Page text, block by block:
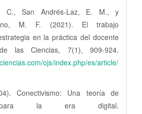
C., San Andrés-Laz, E. M., y
M. F. (2021). El trabajo
en la práctica del docente
las Ciencias, 7(1), 909-924.
ojs/index.php/es/article/
Conectivismo: Una teoría de
para la era digital.